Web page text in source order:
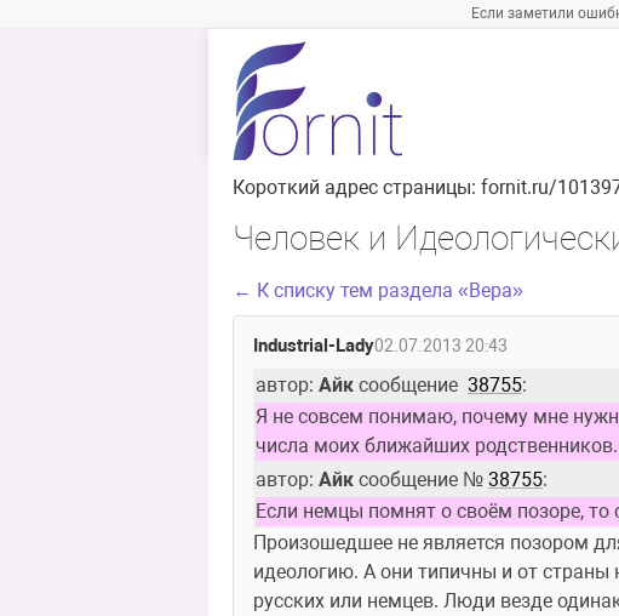
Если заметили
Короткий адрес страницы: fornit.ru/
Человек и
← К списку тем раздела «Вера»
Industrial-Lady02.07.2013 20:43
автор: Айк сообщение 38755:
Я не совсем понимаю, почему мне
числа моих ближайших родственников.
автор: Айк сообщение № 38755:
Если немцы помнят о своём позоре, то
Произошедшее не является позором
идеологию. А они типичны и от страны
русских или немцев. Люди везде